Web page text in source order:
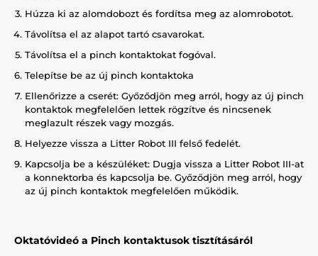
Húzza ki az alomdobozt és fordítsa meg az alomrobotot.
Távolítsa el az alapot tartó csavarokat.
Távolítsa el a pinch kontaktokat fogóval.
Telepítse be az új pinch kontaktoka
Ellenőrizze a cserét: Győződjön meg arról, hogy az új pinch
kontaktok megfelelően lettek rögzítve és nincsenek
meglazult részek vagy mozgás.
Helyezze vissza a Litter Robot III felső fedelét.
Kapcsolja be a készüléket: Dugja vissza a Litter Robot III-at
a konnektorba és kapcsolja be. Győződjön meg arról, hogy
az új pinch kontaktok megfelelően működik.
Oktatóvideó a Pinch kontaktusok tisztításáról